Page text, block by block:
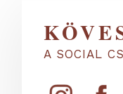
A SOCIAL